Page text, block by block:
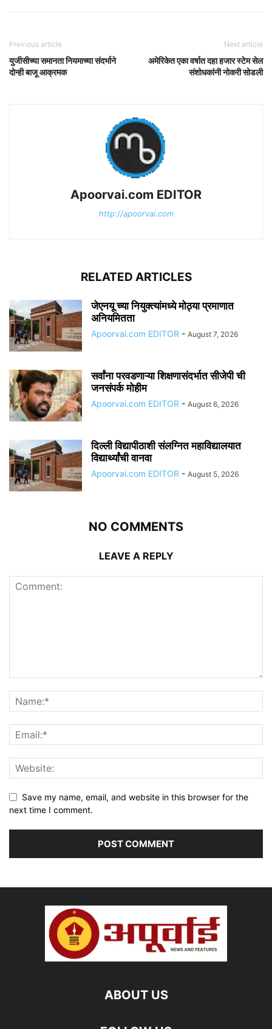
Previous article
युजीसीच्या समानता नियमाच्या संदर्भाने
दोन्ही बाजू आक्रमक
Next article
अमेरिकेत एका वर्षात दहा हजार स्टेम सेल
संशोधकांनी नोकरी सोडली
Apoorvai.com EDITOR
http://apoorvai.com
RELATED ARTICLES
जेएनयू च्या नियुक्त्यांमध्ये मोठ्या प्रमाणात
अनियमितता
Apoorvai.com EDITOR - August 7, 2026
सर्वांना परवडणाऱ्या शिक्षणासंदर्भात सीजेपी ची
जनसंपर्क मोहीम
Apoorvai.com EDITOR - August 6, 2026
दिल्ली विद्यापीठाशी संलग्नित महाविद्यालयात
विद्यार्थ्यांची वानवा
Apoorvai.com EDITOR - August 5, 2026
NO COMMENTS
LEAVE A REPLY
Save my name, email, and website in this browser for the
next time I comment.
ABOUT US